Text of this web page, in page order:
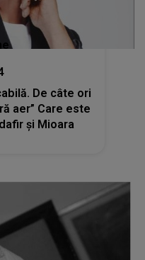
De câte ori
aer” Care este
și Mioara